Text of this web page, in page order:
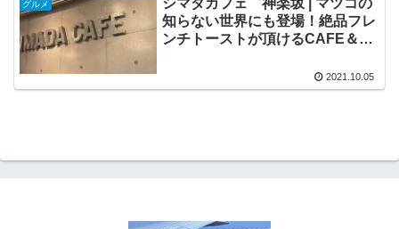
グルメ
知らない世界にも登場！絶品フレ
ンチトーストが頂けるCAFE＆
2021.10.05